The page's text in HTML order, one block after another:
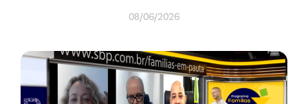
08/06/2026